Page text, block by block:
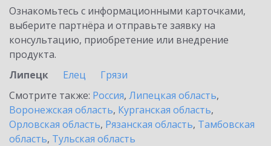
Ознакомьтесь с информационными карточками,
выберите партнёра и отправьте заявку на
консультацию, приобретение или внедрение
продукта.
Липецк
Елец
Грязи
Смотрите также: Россия, Липецкая область,
Воронежская область, Курганская область,
Орловская область, Рязанская область, Тамбовская
область, Тульская область